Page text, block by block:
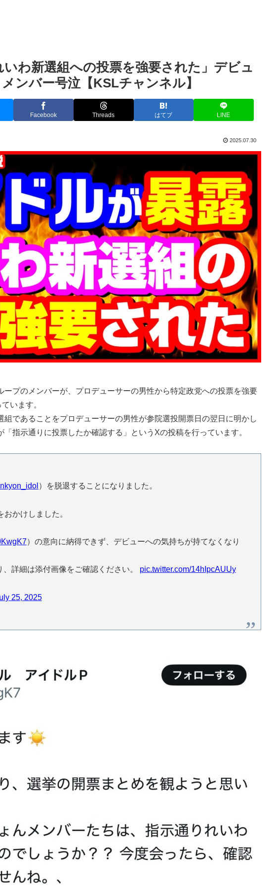
わ新選組への投票を強要された」デビュ
ンバー号泣【KSLチャンネル】
Facebook Threads はてブ LINE
2025.07.30
プのメンバーが、プロデューサーの男性から特定政党への投票を強要
います。
であることをプロデューサーの男性が参院選投開票日の翌日に明かし
指示通りに投票したか確認する」というXの投稿を行っています。
）を脱退することになりました。
かけしました。
）の意向に納得できず、デビューへの気持ちが持てなくなり
詳細は添付画像をご確認ください。 pic.twitter.com/14hIpcAUUy
25, 2025